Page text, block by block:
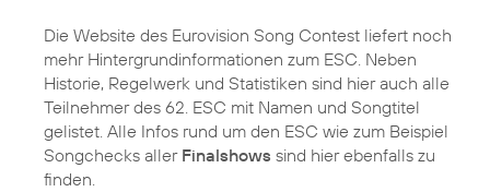
Die Website des Eurovision Song Contest liefert noch
mehr Hintergrundinformationen zum ESC. Neben
Historie, Regelwerk und Statistiken sind hier auch alle
Teilnehmer des 62. ESC mit Namen und Songtitel
gelistet. Alle Infos rund um den ESC wie zum Beispiel
Songchecks aller Finalshows sind hier ebenfalls zu
finden.